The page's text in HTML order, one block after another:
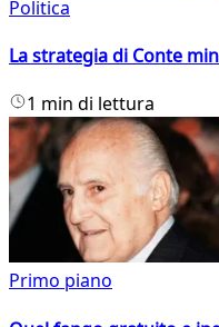
Politica
La strategia di Conte
1 min di lettura
Primo piano